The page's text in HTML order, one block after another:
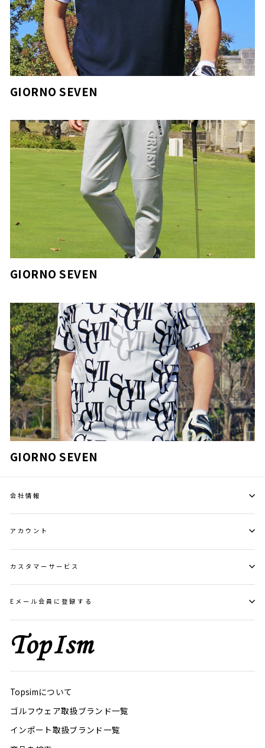
GIORNO SEVEN
GIORNO SEVEN
GIORNO SEVEN
会社情報
アカウント
カスタマーサービス
Eメール会員に登録する
Topsimについて
ゴルフウェア取扱ブランド一覧
インポート取扱ブランド一覧